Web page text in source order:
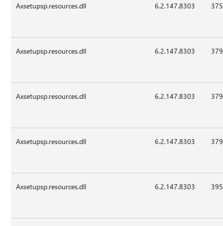
Axsetupsp.resources.dll 6.2.147.8303
Axsetupsp.resources.dll 6.2.147.8303
Axsetupsp.resources.dll 6.2.147.8303
Axsetupsp.resources.dll 6.2.147.8303
Axsetupsp.resources.dll 6.2.147.8303